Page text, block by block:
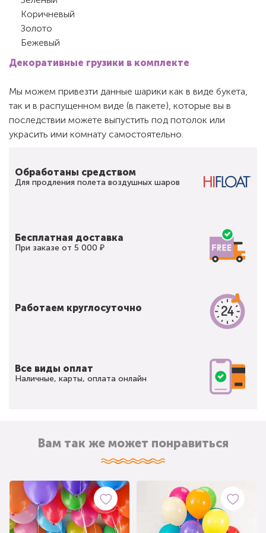
Коричневый
Золото
Бежевый
Декоративные грузики в комплекте
Мы можем привезти данные шарики как в виде букета,
так и в распущенном виде (в пакете), которые вы в
последствии можете выпустить под потолок или
украсить ими комнату самостоятельно.
Обработаны средством
Для продления полета воздушных шаров
Бесплатная доставка
При заказе от 5 000 ₽
Работаем круглосуточно
Все виды оплат
Наличные, карты, оплата онлайн
Вам так же может понравиться